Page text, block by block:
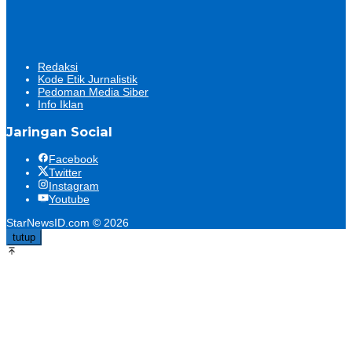
Redaksi
Kode Etik Jurnalistik
Pedoman Media Siber
Info Iklan
Jaringan Social
Facebook
Twitter
Instagram
Youtube
StarNewsID.com © 2026
tutup